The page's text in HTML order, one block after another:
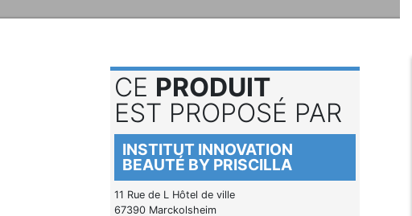
CE PRODUIT
EST PROPOSÉ PAR
INSTITUT INNOVATION
BEAUTÉ BY PRISCILLA
11 Rue de L Hôtel de ville
67390 Marckolsheim